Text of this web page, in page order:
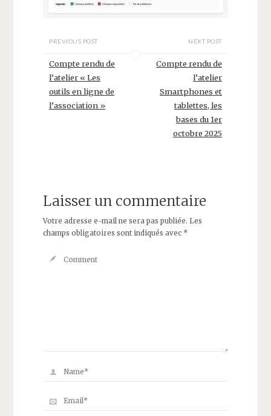
PREVIOUS POST
Compte rendu de
l’atelier « Les
outils en ligne de
l’association »
NEXT POST
Compte rendu de
l’atelier
Smartphones et
tablettes, les
bases du 1er
octobre 2025
Laisser un commentaire
Votre adresse e-mail ne sera pas publiée. Les
champs obligatoires sont indiqués avec *